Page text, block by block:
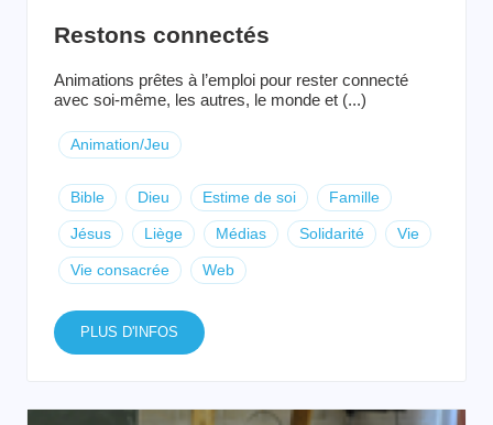
Restons connectés
Animations prêtes à l’emploi pour rester connecté
avec soi-même, les autres, le monde et (...)
Animation/Jeu
Bible Dieu Estime de soi Famille
Jésus Liège Médias Solidarité Vie
Vie consacrée Web
PLUS D'INFOS